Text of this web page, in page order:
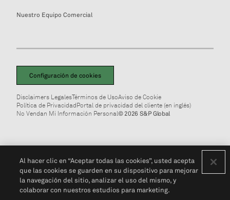
Nuestro Equipo Comercial
Configuración de cookies
Disclaimers LegalesTérminos de UsoAviso de Cookie
Política de PrivacidadPortal de privacidad del cliente (en inglés)
No Vendan Mi Información Personal© 2026 S&P Global
Al hacer clic en “Aceptar todas las cookies”, usted acepta
que las cookies se guarden en su dispositivo para mejorar
la navegación del sitio, analizar el uso del mismo, y
colaborar con nuestros estudios para marketing.